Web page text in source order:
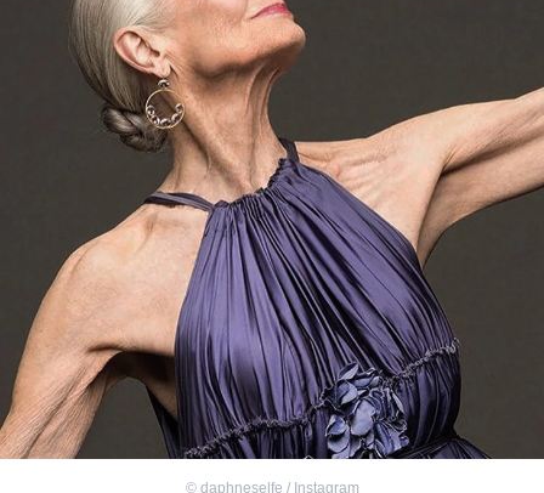
© daphneselfe / Instagram